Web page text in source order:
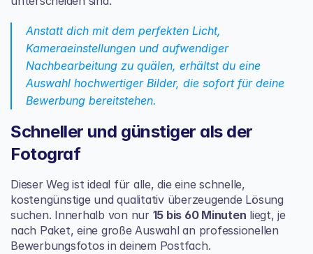
Anstatt dich mit dem perfekten Licht,
Kameraeinstellungen und aufwendiger
Nachbearbeitung zu quälen, erhältst du eine
Auswahl hochwertiger Bilder, die sofort für deine
Bewerbung bereitstehen.
Schneller und günstiger als der
Fotograf
Dieser Weg ist ideal für alle, die eine schnelle,
kostengünstige und qualitativ überzeugende Lösung
suchen. Innerhalb von nur 15 bis 60 Minuten liegt, je
nach Paket, eine große Auswahl an professionellen
Bewerbungsfotos in deinem Postfach.